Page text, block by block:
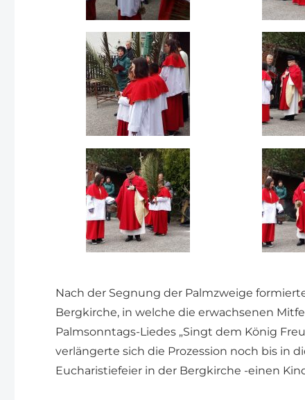
Nach der Segnung der Palmzweige
Bergkirche, in welche die erwachsenen
Palmsonntags-Liedes „Singt dem König
verlängerte sich die Prozession noch bis in
Eucharistiefeier in der Bergkirche -einen